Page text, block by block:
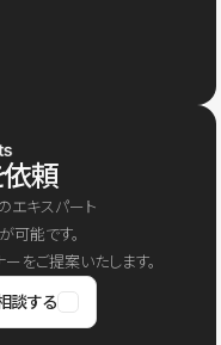
頼
エキスパート
可能です。
をご提案いたします。
談する